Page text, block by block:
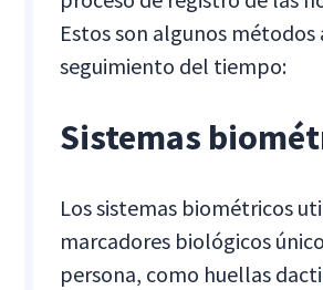
Estos son algunos métodos
seguimiento del tiempo:
Sistemas
Los sistemas biométricos
marcadores biológicos
persona, como huellas